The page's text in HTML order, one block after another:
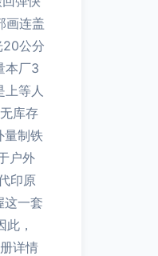
画连盖
20公分
本厂3
上等人
库存
量制铁
户外
印原
这一套
，
详情